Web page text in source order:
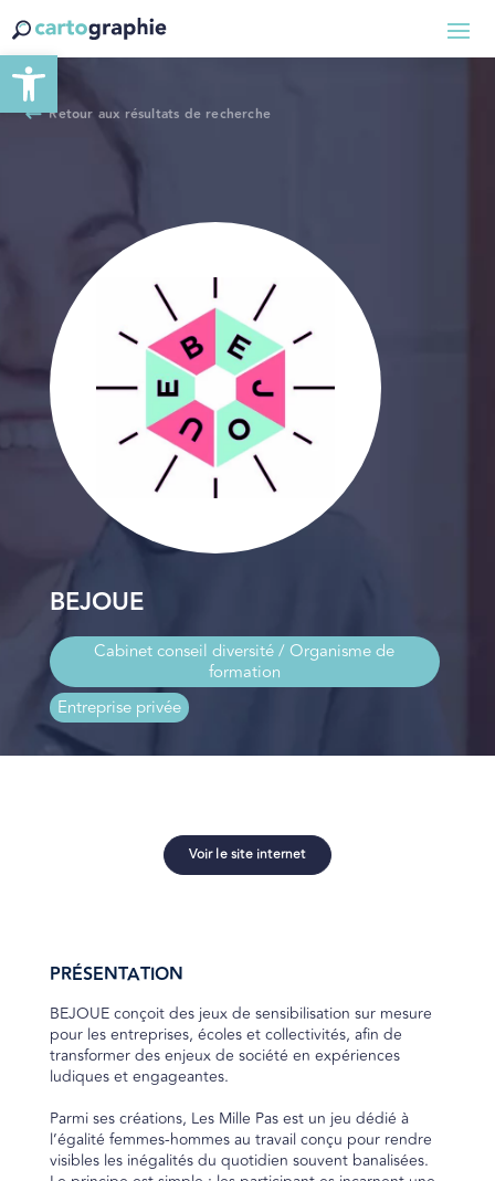
Ouvrir la barre d’outils
Retour aux résultats de recherche
BEJOUE
Cabinet conseil diversité / Organisme de
formation
Entreprise privée
Voir le site internet
PRÉSENTATION
BEJOUE conçoit des jeux de sensibilisation sur mesure
pour les entreprises, écoles et collectivités, afin de
transformer des enjeux de société en expériences
ludiques et engageantes.
Parmi ses créations, Les Mille Pas est un jeu dédié à
l’égalité femmes-hommes au travail conçu pour rendre
visibles les inégalités du quotidien souvent banalisées.